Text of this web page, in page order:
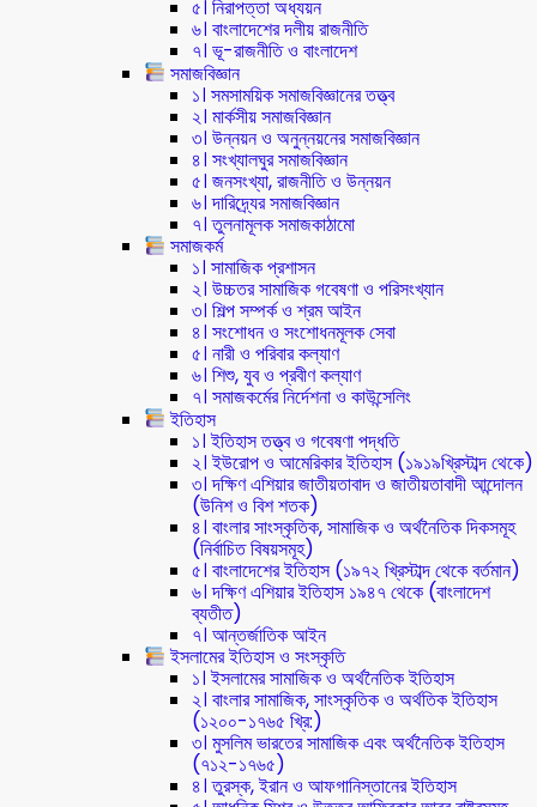
Home Class 0-12
৫। নিরাপত্তা অধ্যয়ন
৬। বাংলাদেশের দলীয় রাজনীতি
৭। ভূ-রাজনীতি ও বাংলাদেশ
সমাজবিজ্ঞান
১। সমসাময়িক সমাজবিজ্ঞানের তত্ত্ব
২। মার্কসীয় সমাজবিজ্ঞান
৩। উন্নয়ন ও অনুন্নয়নের সমাজবিজ্ঞান
৪। সংখ্যালঘুর সমাজবিজ্ঞান
৫। জনসংখ্যা, রাজনীতি ও উন্নয়ন
৬। দারিদ্র্যের সমাজবিজ্ঞান
৭। তুলনামূলক সমাজকাঠামো
সমাজকর্ম
১। সামাজিক প্রশাসন
২। উচ্চতর সামাজিক গবেষণা ও পরিসংখ্যান
৩। শিল্প সম্পর্ক ও শ্রম আইন
৪। সংশোধন ও সংশোধনমূলক সেবা
৫। নারী ও পরিবার কল্যাণ
৬। শিশু, যুব ও প্রবীণ কল্যাণ
৭। সমাজকর্মের নির্দেশনা ও কাউন্সেলিং
ইতিহাস
১। ইতিহাস তত্ত্ব ও গবেষণা পদ্ধতি
২। ইউরোপ ও আমেরিকার ইতিহাস (১৯১৯খ্রিস্টাব্দ থেকে)
৩। দক্ষিণ এশিয়ার জাতীয়তাবাদ ও জাতীয়তাবাদী আন্দোলন
(উনিশ ও বিশ শতক)
৪। বাংলার সাংস্কৃতিক, সামাজিক ও অর্থনৈতিক দিকসমূহ
(নির্বাচিত বিষয়সমূহ)
৫। বাংলাদেশের ইতিহাস (১৯৭২ খ্রিস্টাব্দ থেকে বর্তমান)
৬। দক্ষিণ এশিয়ার ইতিহাস ১৯৪৭ থেকে (বাংলাদেশ
ব্যতীত)
৭। আন্তর্জাতিক আইন
ইসলামের ইতিহাস ও সংস্কৃতি
১। ইসলামের সামাজিক ও অর্থনৈতিক ইতিহাস
২। বাংলার সামাজিক, সাংস্কৃতিক ও অর্থতিক ইতিহাস
(১২০০-১৭৬৫ খ্রি:)
৩। মুসলিম ভারতের সামাজিক এবং অর্থনৈতিক ইতিহাস
(৭১২-১৭৬৫)
৪। তুরস্ক, ইরান ও আফগানিস্তানের ইতিহাস